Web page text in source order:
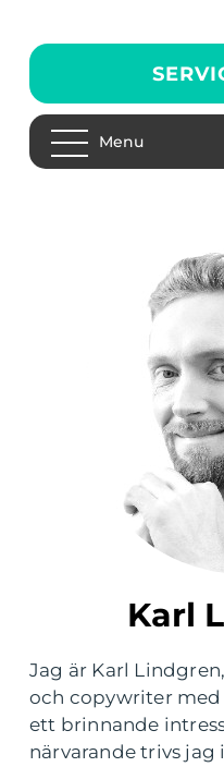
Menu
Karl
Jag är Karl
och copywriter med
ett brinnande
närvarande trivs